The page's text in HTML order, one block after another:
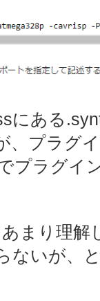
にある
、プラグ
プラグイ
まり理解
ないが、